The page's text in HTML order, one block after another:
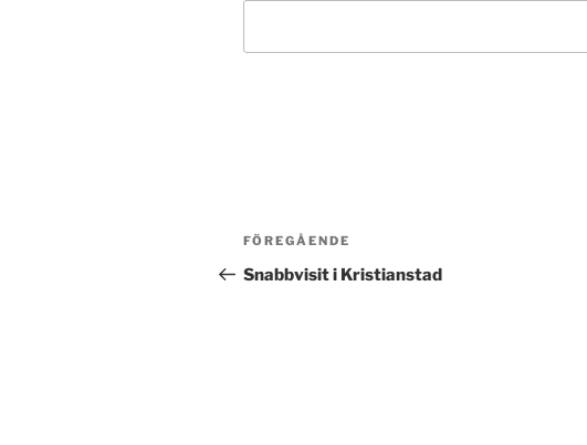
Post
navigation
Föregående
inlägg
FÖREGÅENDE
Snabbvisit i Kristianstad